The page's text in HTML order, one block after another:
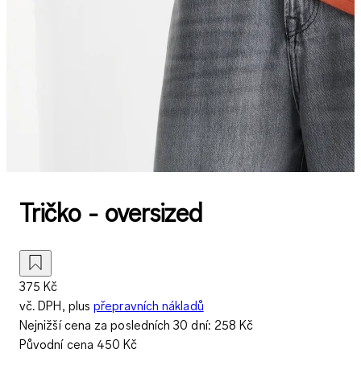
Tričko - oversized
375 Kč
vč. DPH, plus přepravních nákladů
Nejnižší cena za posledních 30 dní: 258 Kč
Původní cena 450 Kč